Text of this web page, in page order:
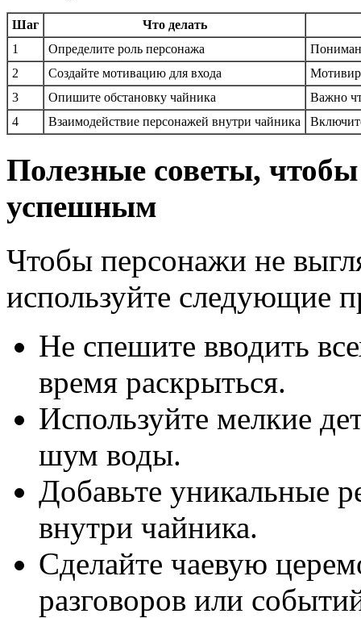
Шаг
Что делать
1
Определите роль персонажа
2
Создайте мотивацию для входа
3
Опишите обстановку чайника
Важно
4
Взаимодействие персонажей внутри чайника
Полезные советы,
успешным
Чтобы персонажи не
используйте следующие
Не спешите вводить
время раскрыться.
Используйте мелкие
шум воды.
Добавьте уникальные
внутри чайника.
Сделайте чаевую
разговоров или